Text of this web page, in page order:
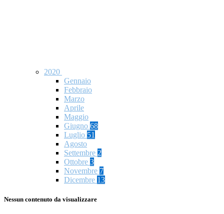
2020
Gennaio
Febbraio
Marzo
Aprile
Maggio
Giugno 68
Luglio 51
Agosto
Settembre 2
Ottobre 3
Novembre 7
Dicembre 13
Nessun contenuto da visualizzare